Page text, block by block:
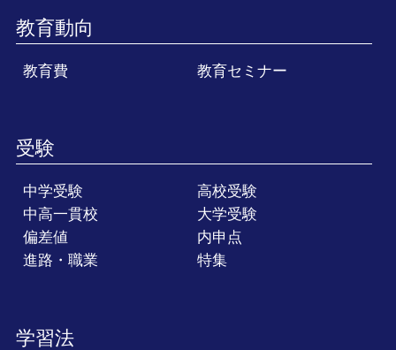
教育動向
教育費 教育セミナー
受験
中学受験
高校受験
中高一貫校
大学受験
偏差値
内申点
進路・職業
特集
学習法